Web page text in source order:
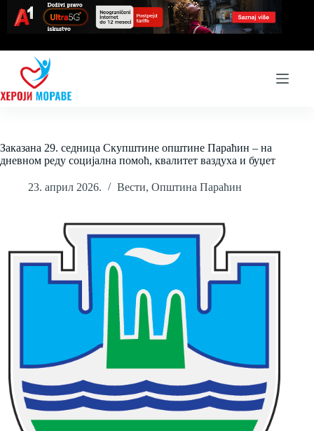
content
Заказана 29. седница Скупштине општине Параћин – на
дневном реду социјална помоћ, квалитет ваздуха и буџет
23. април 2026. Вести, Општина Параћин